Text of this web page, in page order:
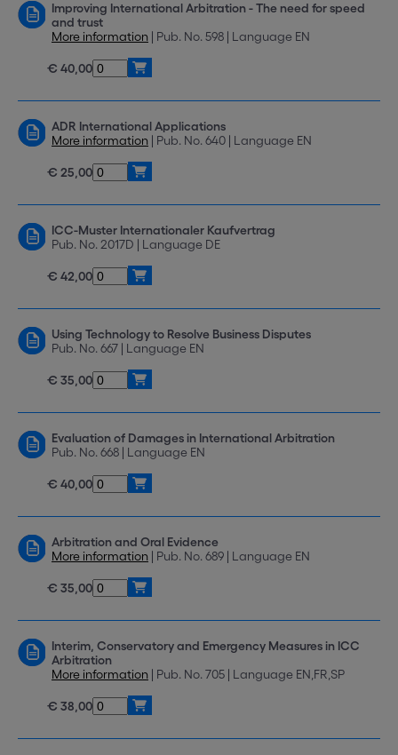
Improving International Arbitration - The need for speed
and trust
More information | Pub. No. 598 | Language EN
€ 40,00
ADR International Applications
More information | Pub. No. 640 | Language EN
€ 25,00
ICC-Muster Internationaler Kaufvertrag
Pub. No. 2017D | Language DE
€ 42,00
Using Technology to Resolve Business Disputes
Pub. No. 667 | Language EN
€ 35,00
Evaluation of Damages in International Arbitration
Pub. No. 668 | Language EN
€ 40,00
Arbitration and Oral Evidence
More information | Pub. No. 689 | Language EN
€ 35,00
Interim, Conservatory and Emergency Measures in ICC
Arbitration
More information | Pub. No. 705 | Language EN,FR,SP
€ 38,00